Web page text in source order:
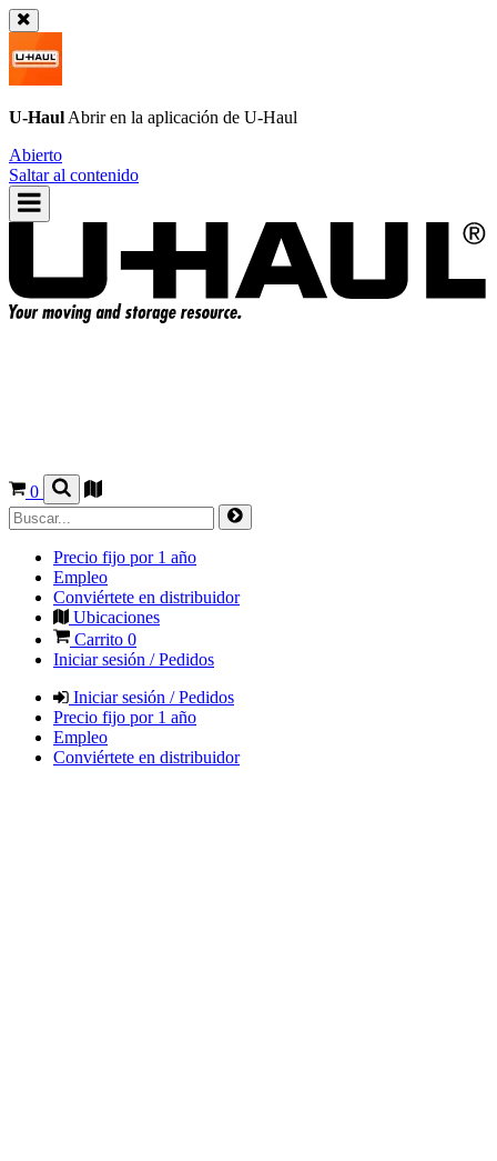
U-Haul Abrir en la aplicación de U-Haul
Abierto
Saltar al contenido
0
Precio fijo por 1 año
Empleo
Conviértete en distribuidor
Ubicaciones
Carrito 0
Iniciar sesión / Pedidos
Iniciar sesión / Pedidos
Precio fijo por 1 año
Empleo
Conviértete en distribuidor